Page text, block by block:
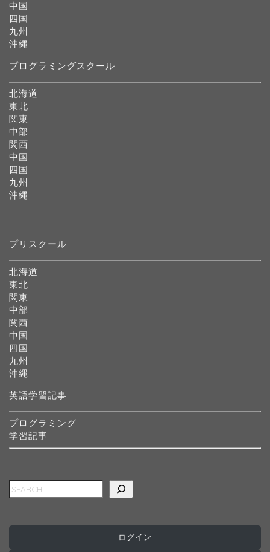
中国
四国
九州
沖縄
プログラミングスクール
北海道
東北
関東
中部
関西
中国
四国
九州
沖縄
プリスクール
北海道
東北
関東
中部
関西
中国
四国
九州
沖縄
英語学習記事
プログラミング
学習記事
検索
ログイン
インターナショナルスク